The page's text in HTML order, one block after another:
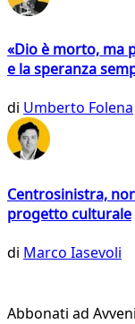
«Dio è morto, ma
e la speranza
di Umberto Folena
Centrosinistra,
progetto culturale
di Marco Iasevoli
Abbonati ad